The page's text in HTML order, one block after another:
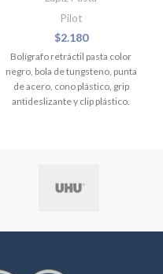
Pilot
$2.180
Bolígrafo retráctil pasta color
negro, bola de tungsteno, punta
de acero, cono plástico, grip
antideslizante y clip plástico.